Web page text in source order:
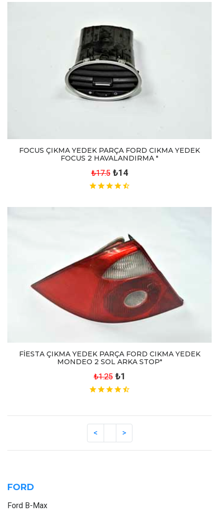
FOCUS ÇIKMA YEDEK PARÇA FORD CIKMA YEDEK
FOCUS 2 HAVALANDIRMA "
₺17.5 ₺14
FİESTA ÇIKMA YEDEK PARÇA FORD CIKMA YEDEK
MONDEO 2 SOL ARKA STOP"
₺1.25 ₺1
FORD
Ford B-Max